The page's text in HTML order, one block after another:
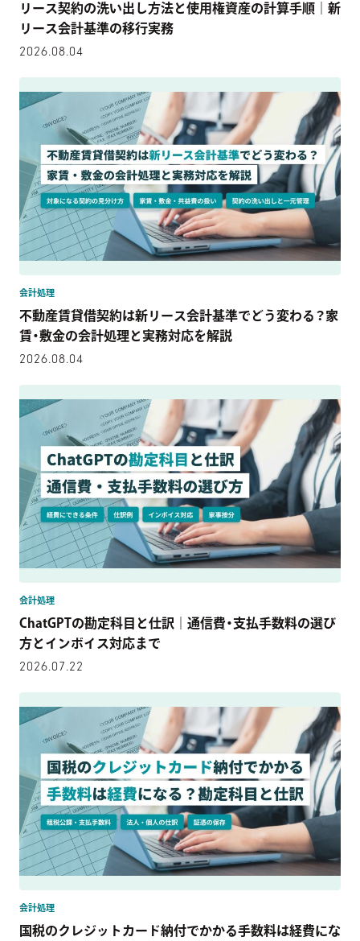
リース契約の洗い出し方法と使用権資産の計算手順｜新
リース会計基準の移行実務
2026.08.04
会計処理
不動産賃貸借契約は新リース会計基準でどう変わる？家
賃・敷金の会計処理と実務対応を解説
2026.08.04
会計処理
ChatGPTの勘定科目と仕訳｜通信費・支払手数料の選び
方とインボイス対応まで
2026.07.22
会計処理
国税のクレジットカード納付でかかる手数料は経費にな